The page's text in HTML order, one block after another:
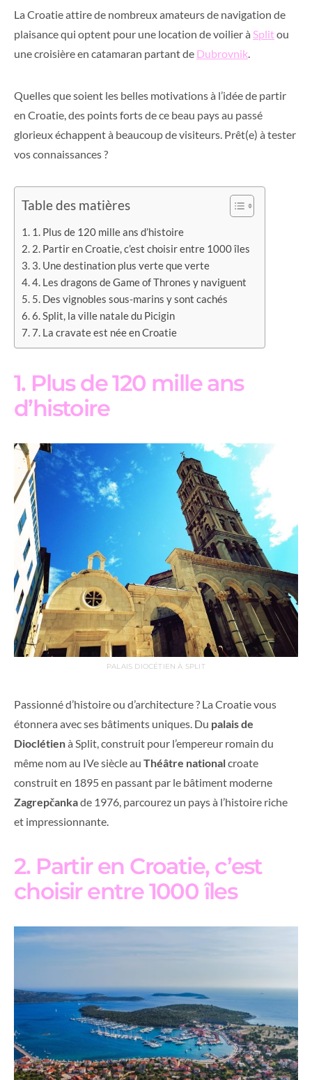
La Croatie attire de nombreux amateurs de navigation de
plaisance qui optent pour une location de voilier à Splitou
une croisière en catamaran partant de Dubrovnik.
Quelles que soient les belles motivations à l’idée de partir
en Croatie, des points forts de ce beau pays au passé
glorieux échappent à beaucoup de visiteurs. Prêt(e) à tester
vos connaissances ?
Table des matières
1. Plus de 120 mille ans d’histoire
2. Partir en Croatie, c’est choisir entre 1000 îles
3. Une destination plus verte que verte
4. Les dragons de Game of Thrones y naviguent
5. Des vignobles sous-marins y sont cachés
6. Split, la ville natale du Picigin
7. La cravate est née en Croatie
1. Plus de 120 mille ans
d’histoire
PALAIS DIOCÉTIEN À SPLIT
Passionné d’histoire ou d’architecture ? La Croatie vous
étonnera avec ses bâtiments uniques. Du palais de
Dioclétienà Split, construit pour l’empereur romain du
même nom au IVe siècle au Théâtre nationalcroate
construit en 1895 en passant par le bâtiment moderne
Zagrepčankade 1976, parcourez un pays à l’histoire riche
et impressionnante.
2. Partir en Croatie, c’est
choisir entre 1000 îles